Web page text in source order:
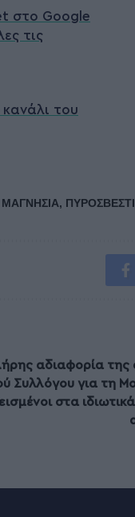
στο Google
τις
του
ΜΑΓΝΗΣΙΑ,
αδιαφορία
Συλλόγου για τη
στα